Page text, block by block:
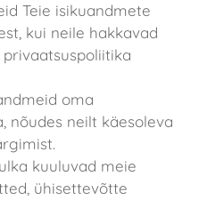
Teie isikuandmete
kui neile hakkavad
oma
nõudes neilt käesoleva
kuuluvad meie
ühisettevõtte